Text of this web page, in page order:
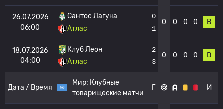
26.07.2026
06:00
Сантос Лагуна
Атлас
0
1
0 0 0 0 В
18.07.2026
04:00
Клуб Леон
Атлас
2
3
0 0 0 0 В
Дата / Время
Мир: Клубные
товарищеские матчи
Г И